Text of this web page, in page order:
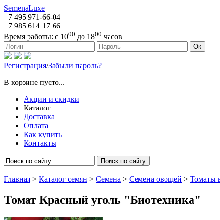
SemenaLuxe
+7 495 971-66-04
+7 985 614-17-66
Время работы: с 1000 до 1800 часов
127473, г. Москва, ул. Краснопролетарская, д. 16, стр. 1 Ок
Регистрация/Забыли пароль?
В корзине пусто...
Акции и скидки
Каталог
Доставка
Оплата
Как купить
Контакты
Поиск по сайту
Главная > Каталог семян > Семена > Семена овощей > Томаты
Томат Красный уголь "Биотехника"